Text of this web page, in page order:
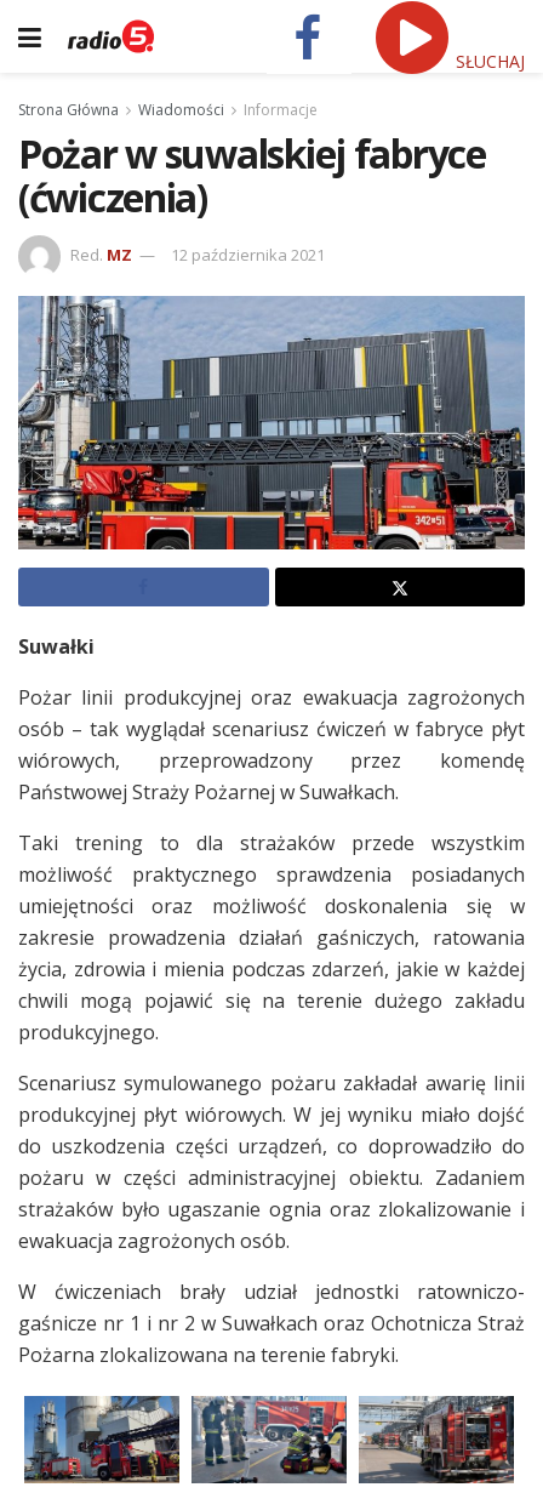
SŁUCHAJ
Strona Główna Wiadomości Informacje
Pożar w suwalskiej fabryce
(ćwiczenia)
Red. MZ 12 października 2021
Suwałki
Pożar linii produkcyjnej oraz ewakuacja zagrożonych
osób – tak wyglądał scenariusz ćwiczeń w fabryce płyt
wiórowych, przeprowadzony przez komendę
Państwowej Straży Pożarnej w Suwałkach.
Taki trening to dla strażaków przede wszystkim
możliwość praktycznego sprawdzenia posiadanych
umiejętności oraz możliwość doskonalenia się w
zakresie prowadzenia działań gaśniczych, ratowania
życia, zdrowia i mienia podczas zdarzeń, jakie w każdej
chwili mogą pojawić się na terenie dużego zakładu
produkcyjnego.
Scenariusz symulowanego pożaru zakładał awarię linii
produkcyjnej płyt wiórowych. W jej wyniku miało dojść
do uszkodzenia części urządzeń, co doprowadziło do
pożaru w części administracyjnej obiektu. Zadaniem
strażaków było ugaszanie ognia oraz zlokalizowanie i
ewakuacja zagrożonych osób.
W ćwiczeniach brały udział jednostki ratowniczo-
gaśnicze nr 1 i nr 2 w Suwałkach oraz Ochotnicza Straż
Pożarna zlokalizowana na terenie fabryki.